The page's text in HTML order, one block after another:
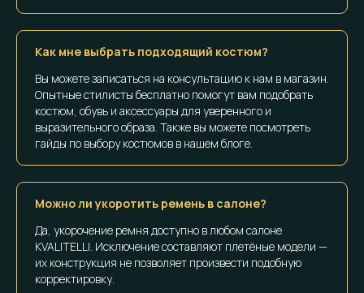
Как мне выбрать подходящий костюм?
Вы можете записаться на консультацию к нам в магазин.
Опытные стилисты бесплатно помогут вам подобрать
костюм, обувь и аксессуары для уверенного и
выразительного образа. Также вы можете посмотреть
гайды по выбору костюмов в нашем блоге.
Можно ли укоротить ремень в салоне?
Да, укорочение ремня доступно в любом салоне
KVALITELLI. Исключение составляют плетёные модели —
их конструкция не позволяет произвести подобную
корректировку.